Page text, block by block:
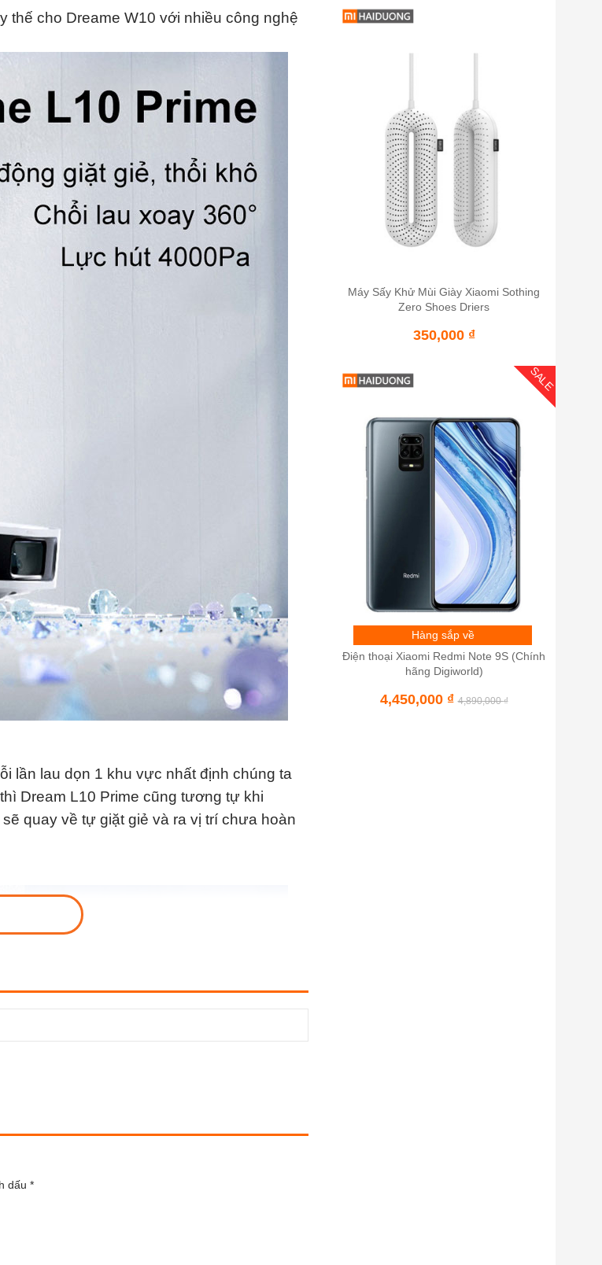
thế cho Dreame W10 với nhiều công nghệ
lần lau dọn 1 khu vực nhất định chúng ta
Dream L10 Prime cũng tương tự khi
quay về tự giặt giẻ và ra vị trí chưa hoàn
dấu *
Máy Sấy Khử Mùi Giày Xiaomi Sothing
Zero Shoes Driers
350,000 ₫
SALE
Hàng sắp về
Điện thoại Xiaomi Redmi Note 9S (Chính
hãng Digiworld)
4,450,000 ₫ 4,890,000₫